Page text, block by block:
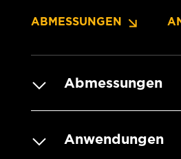
ABMESSUNGEN
Abmessungen
Anwendungen